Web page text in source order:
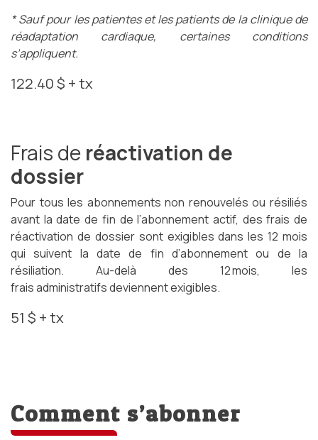
* Sauf pour les patientes et les patients de la clinique de
réadaptation cardiaque, certaines conditions
s’appliquent.
122.40 $ + tx
Frais de réactivation de
dossier
Pour tous les abonnements non renouvelés ou résiliés
avant la date de fin de l’abonnement actif, des frais de
réactivation de dossier sont exigibles dans les 12 mois
qui suivent la date de fin d’abonnement ou de la
résiliation. Au-delà des 12 mois, les
frais administratifs deviennent exigibles.
51 $ + tx
Comment s’abonner